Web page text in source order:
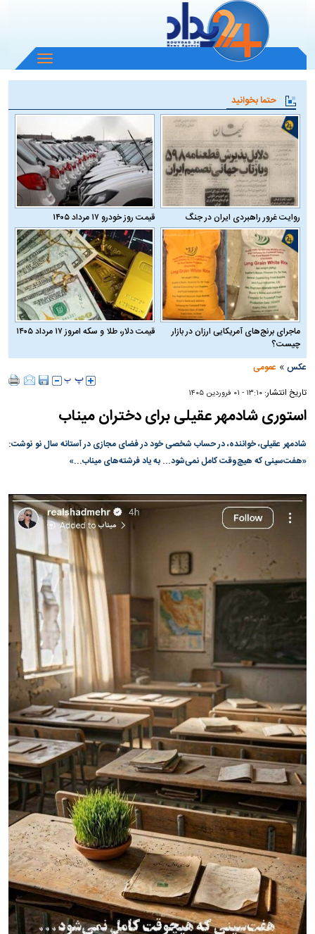
باز
و
منو
حتما بخوانید
روایت غرور راهبردی ایران در جنگ قیمت روز خودرو ۱۷ مرداد ۱۴۰۵
ماجرای برنج‌های آمریکایی ارزان در بازار
چیست؟
قیمت دلار، طلا و سکه امروز ۱۷ مرداد ۱۴۰۵
عکس » عمومی
تاریخ انتشار:۱۳:۱۰ - ۰۱ فروردين ۱۴۰۵
استوری شادمهر عقیلی برای دختران میناب
شادمهر عقیلی، خواننده، در حساب شخصی خود در فضای مجازی در آستانه سال نو نوشت:
«هفت‌سینی که هیچ‌وقت کامل نمی‌شود... به یاد فرشته‌های میناب...»